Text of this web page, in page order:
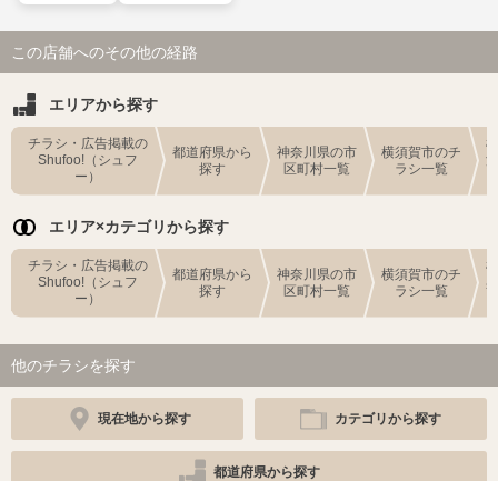
この店舗へのその他の経路
エリアから探す
チラシ・広告掲載の
Shufoo!（シュフ
ー）
都道府県から
探す
神奈川県の市
区町村一覧
横須賀市のチ
ラシ一覧
エリア×カテゴリから探す
チラシ・広告掲載の
Shufoo!（シュフ
ー）
都道府県から
探す
神奈川県の市
区町村一覧
横須賀市のチ
ラシ一覧
他のチラシを探す
現在地から探す カテゴリから探す
都道府県から探す